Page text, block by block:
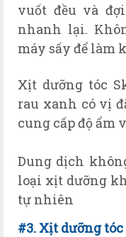
vuốt đều và
nhanh lại.
máy sấy để làm
Xịt dưỡng tóc
rau xanh có vị
cung cấp độ ẩm
Dung dịch
loại xịt dưỡng
tự nhiên
#3. Xịt dưỡng